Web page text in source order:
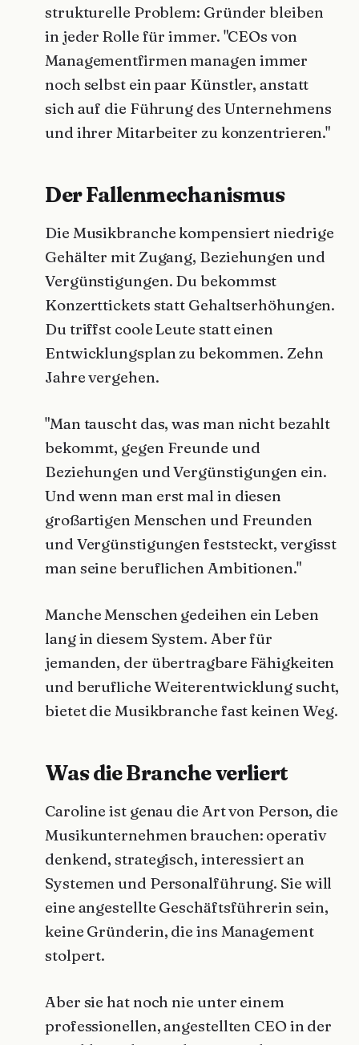
strukturelle Problem: Gründer bleiben
in jeder Rolle für immer. "CEOs von
Managementfirmen managen immer
noch selbst ein paar Künstler, anstatt
sich auf die Führung des Unternehmens
und ihrer Mitarbeiter zu konzentrieren."
Der Fallenmechanismus
Die Musikbranche kompensiert niedrige
Gehälter mit Zugang, Beziehungen und
Vergünstigungen. Du bekommst
Konzerttickets statt Gehaltserhöhungen.
Du triffst coole Leute statt einen
Entwicklungsplan zu bekommen. Zehn
Jahre vergehen.
"Man tauscht das, was man nicht bezahlt
bekommt, gegen Freunde und
Beziehungen und Vergünstigungen ein.
Und wenn man erst mal in diesen
großartigen Menschen und Freunden
und Vergünstigungen feststeckt, vergisst
man seine beruflichen Ambitionen."
Manche Menschen gedeihen ein Leben
lang in diesem System. Aber für
jemanden, der übertragbare Fähigkeiten
und berufliche Weiterentwicklung sucht,
bietet die Musikbranche fast keinen Weg.
Was die Branche verliert
Caroline ist genau die Art von Person, die
Musikunternehmen brauchen: operativ
denkend, strategisch, interessiert an
Systemen und Personalführung. Sie will
eine angestellte Geschäftsführerin sein,
keine Gründerin, die ins Management
stolpert.
Aber sie hat noch nie unter einem
professionellen, angestellten CEO in der